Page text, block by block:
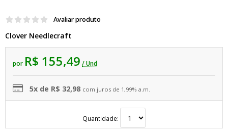
Avaliar produto
Clover Needlecraft
por R$ 155,49 / Und
5x de R$ 32,98 com juros de 1,99% a.m.
Quantidade: